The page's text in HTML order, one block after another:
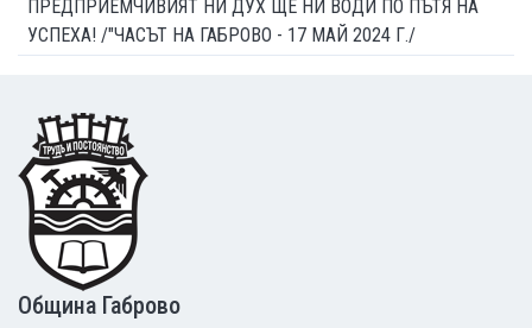
ПРЕДПРИЕМЧИВИЯТ НИ ДУХ ЩЕ НИ ВОДИ ПО ПЪТЯ НА
УСПЕХА! /"ЧАСЪТ НА ГАБРОВО - 17 МАЙ 2024 Г./
Footer
Община Габрово